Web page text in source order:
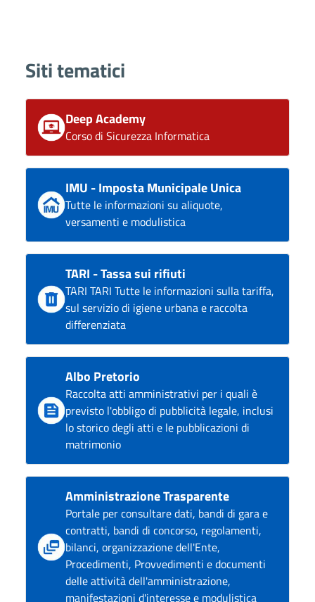
Siti tematici
Deep Academy
Corso di Sicurezza Informatica
IMU - Imposta Municipale Unica
Tutte le informazioni su aliquote,
versamenti e modulistica
TARI - Tassa sui rifiuti
TARI TARI Tutte le informazioni sulla tariffa,
sul servizio di igiene urbana e raccolta
differenziata
Albo Pretorio
Raccolta atti amministrativi per i quali è
previsto l'obbligo di pubblicità legale, inclusi
lo storico degli atti e le pubblicazioni di
matrimonio
Amministrazione Trasparente
Portale per consultare dati, bandi di gara e
contratti, bandi di concorso, regolamenti,
bilanci, organizzazione dell'Ente,
Procedimenti, Provvedimenti e documenti
delle attività dell'amministrazione,
manifestazioni d'interesse e modulistica